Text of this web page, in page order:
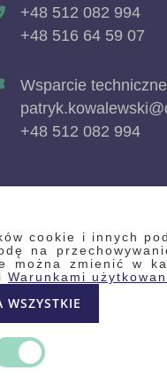
cookie i innych
na
można zmienić w
i Warunkami
WSZYSTKIE
+48 512 082 994
+48 516 64 59 07
Wsparcie
+48 512 082 994